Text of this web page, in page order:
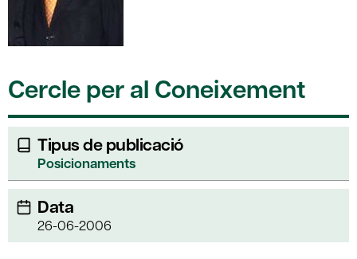
Cercle per al Coneixement
Tipus de publicació
Posicionaments
Data
26-06-2006